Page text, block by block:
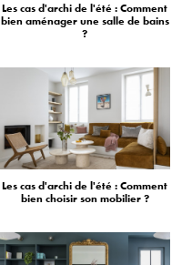
Les cas d'archi de l'été : Comment
bien aménager une salle de bains
?
Les cas d'archi de l'été : Comment
bien choisir son mobilier ?